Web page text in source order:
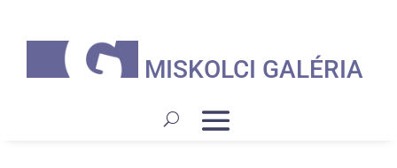
MISKOLCI GALÉRIA